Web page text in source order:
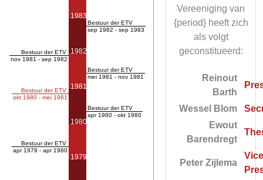
Vereeniging van
{period} heeft zich
als volgt
geconstitueerd:
Reinout
Barth
Wessel Blom
Ewout
Barendregt
Peter Zijlema
Bestuur der ETV
nov 1981 - sep 1982
Bestuur der ETV
okt 1980 - mei 1981
Bestuur der ETV
apr 1979 - apr 1980
1983
1982
1981
1980
1979
Bestuur der ETV
sep 1982 - sep 1983
Bestuur der ETV
mei 1981 - nov 1981
Bestuur der ETV
apr 1980 - okt 1980